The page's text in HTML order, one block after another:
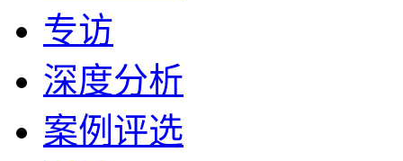
专访
深度分析
案例评选